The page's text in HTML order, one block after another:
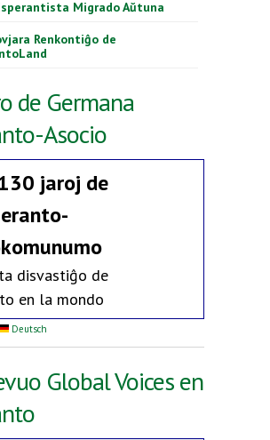
Migrado Aŭtuna
Renkontiĝo de
de Germana
Asocio
jaroj de
disvastiĝo de
en la mondo
Deklaro de Germana Esperanto-Asocio
Deutsch
Global Voices en